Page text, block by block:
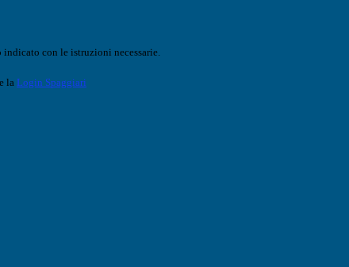
con le istruzioni necessarie.
la Login Spaggiari